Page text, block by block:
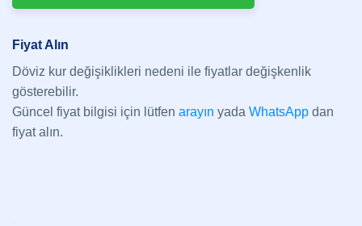
Fiyat Alın
Döviz kur değişiklikleri nedeni ile fiyatlar değişkenlik
gösterebilir.
Güncel fiyat bilgisi için lütfen arayın yada WhatsApp dan
fiyat alın.